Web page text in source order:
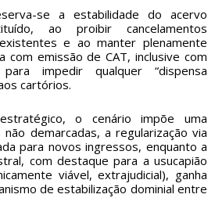
se a estabilidade do acervo
ao proibir cancelamentos
e ao manter plenamente
com emissão de CAT, inclusive com
impedir qualquer “dispensa
cartórios.
o cenário impõe uma
demarcadas, a regularização via
para novos ingressos, enquanto a
com destaque para a usucapião
viável, extrajudicial), ganha
de estabilização dominial entre